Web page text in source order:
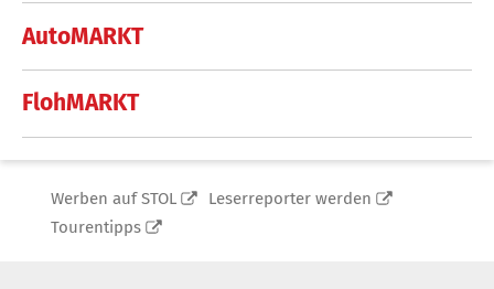
AutoMARKT
FlohMARKT
Werben auf STOL
Leserreporter werden
Tourentipps